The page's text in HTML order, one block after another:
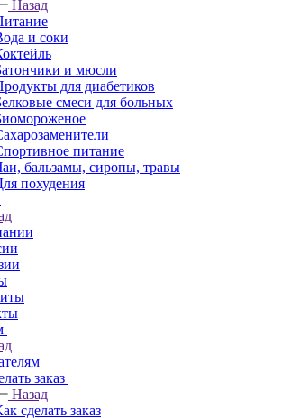
Назад
и соки
и мюсли
для диабетиков
смеси для больных
питание
бальзамы, сиропы, травы
похудения
заказ
Назад
сделать заказ